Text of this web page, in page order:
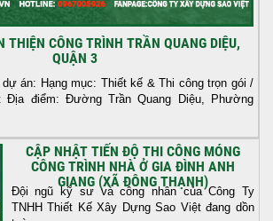
THIỆN CÔNG TRÌNH TRẦN QUANG DIỆU,
QUẬN 3
án: Hạng mục: Thiết kế & Thi công trọn gói /
Địa điểm: Đường Trần Quang Diệu, Phường
CẬP NHẬT TIẾN ĐỘ THI CÔNG MÓNG
CÔNG TRÌNH NHÀ Ở GIA ĐÌNH ANH
GIANG (XÃ ĐÔNG THẠNH)
Đội ngũ kỹ sư và công nhân của Công Ty
TNHH Thiết Kế Xây Dựng Sao Việt đang dồn